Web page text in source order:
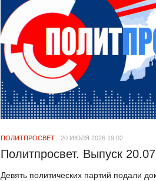
ПОЛИТПРОСВЕТ 20 ИЮЛЯ 2026 19:02
Политпросвет. Выпуск
Девять политических партий подали